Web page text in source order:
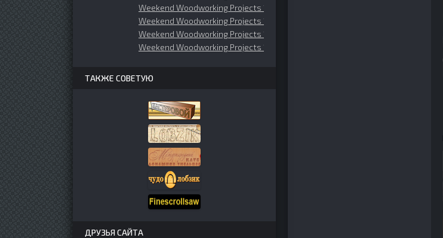
Weekend Woodworking Projects 1988 №06 November
Weekend Woodworking Projects 1992 №04 (28)
Weekend Woodworking Projects 1992 №01 (25) January
Weekend Woodworking Projects 1990 №03 (15)
ТАКЖЕ СОВЕТУЮ
ДРУЗЬЯ САЙТА